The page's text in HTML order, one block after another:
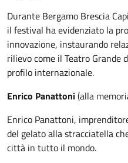
Durante Bergamo Brescia
il festival ha evidenziato la
innovazione, instaurando
rilievo come il Teatro Grande
profilo internazionale.
Enrico Panattoni(alla
Enrico Panattoni,
del gelato alla stracciatella
città in tutto il mondo.